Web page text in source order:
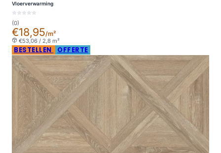
Vloerverwarming
(0)
€18,95/m²
€53,06 / 2,8 m²
BESTELLEN OFFERTE